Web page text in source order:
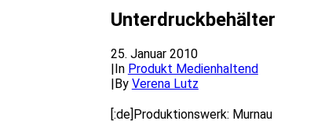
Unterdruckbehälter
25. Januar 2010
|In Produkt Medienhaltend
|By Verena Lutz
[:de]Produktionswerk: Murnau